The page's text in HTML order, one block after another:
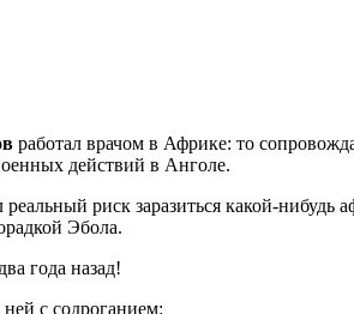
работал врачом в Африке: то
действий в Анголе.
риск заразиться какой-
Эбола.
с содроганием: